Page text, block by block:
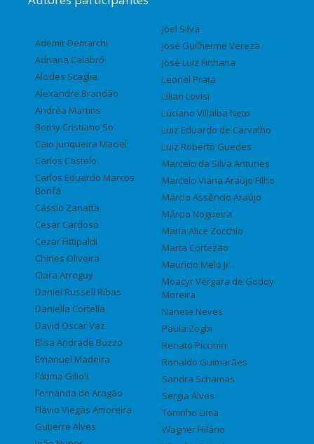
Ademir Demarchi
Adriana Calabró
Alcides Scaglia
Alexandre Brandão
Andréa Martins
Borny Cristiano So
Caio Junqueira Maciel
Carlos Castelo
Carlos Eduardo Marcos
Bonfá
Cássio Zanatta
Cesar Cardoso
Cezar Fittipaldi
Chirles Oliveira
Clara Arreguy
Daniel Russell Ribas
Daniella Cortella
David Oscar Vaz
Elisa Andrade Buzzo
Emanuel Madeira
Fátima Gilioli
Fernanda de Aragão
Flávio Viegas Amoreira
Gutierre Alves
Joel Silva
José Guilherme Vereza
José Luiz Finhana
Leonel Prata
Lilian Lovisi
Luciano Villalba Neto
Luiz Eduardo de Carvalho
Luiz Roberto Guedes
Marcelo da Silva Antunes
Marcelo Viana Araújo Filho
Márcio Assêncio Araújo
Márcio Nogueira
Maria Alice Zocchio
Marta Cortezão
Maurício Melo Jr.
Moacyr Vergara de Godoy
Moreira
Nanete Neves
Paula Zogbi
Renato Piccinin
Ronaldo Guimarães
Sandra Schamas
Sergia Alves
Toninho Lima
Wagner Hilário